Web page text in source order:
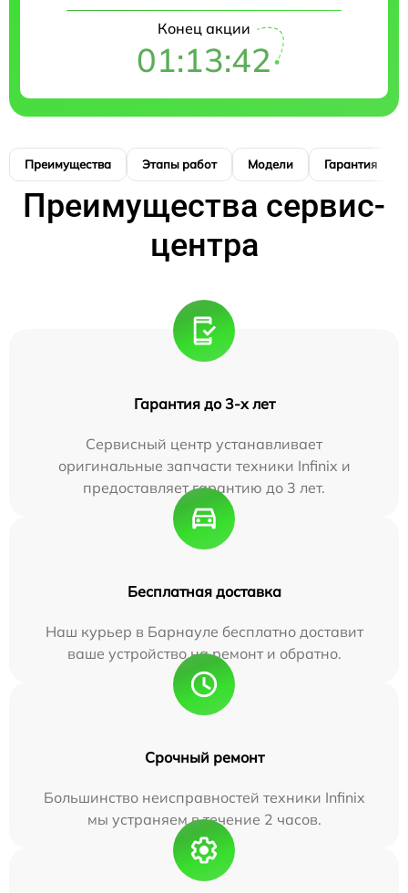
Конец акции
01:13:41
Преимущества Этапы работ Модели Гарантия
Преимущества сервис-
центра
Гарантия до 3-х лет
Сервисный центр устанавливает
оригинальные запчасти техники Infinix и
предоставляет гарантию до 3 лет.
Бесплатная доставка
Наш курьер в Барнауле бесплатно доставит
ваше устройство на ремонт и обратно.
Срочный ремонт
Большинство неисправностей техники Infinix
мы устраняем в течение 2 часов.